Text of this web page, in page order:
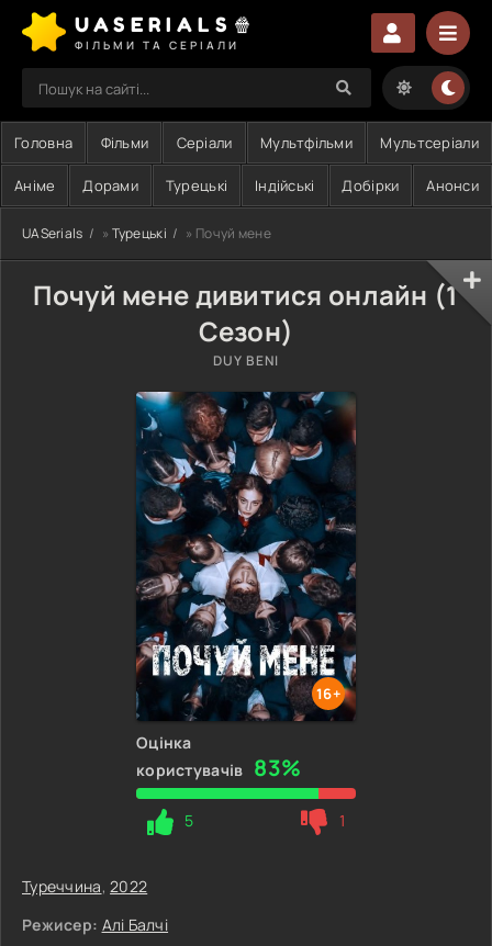
UASERIALS🍿
ФІЛЬМИ ТА СЕРІАЛИ
Головна Фільми Серіали Мультфільми Мультсеріали
Аніме Дорами Турецькі Індійські Добірки Анонси
UASerials » Турецькі » Почуй мене
Почуй мене дивитися онлайн (1
Сезон)
DUY BENI
16+
Оцінка
користувачів 83%
5 1
Туреччина,2022
Режисер: Алі Балчі